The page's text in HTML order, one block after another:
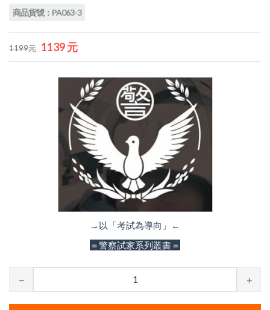
商品貨號：PA063-3
1199元 1139 元
→以「考試為導向」←
＝警察試家系列叢書＝